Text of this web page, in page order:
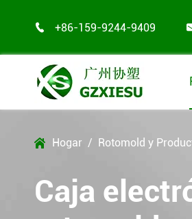
 +86-159-9244-9409
 Hogar Rotomold y
Caja